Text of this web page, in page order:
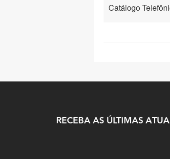
Catálogo
RECEBA AS ÚLTIMAS